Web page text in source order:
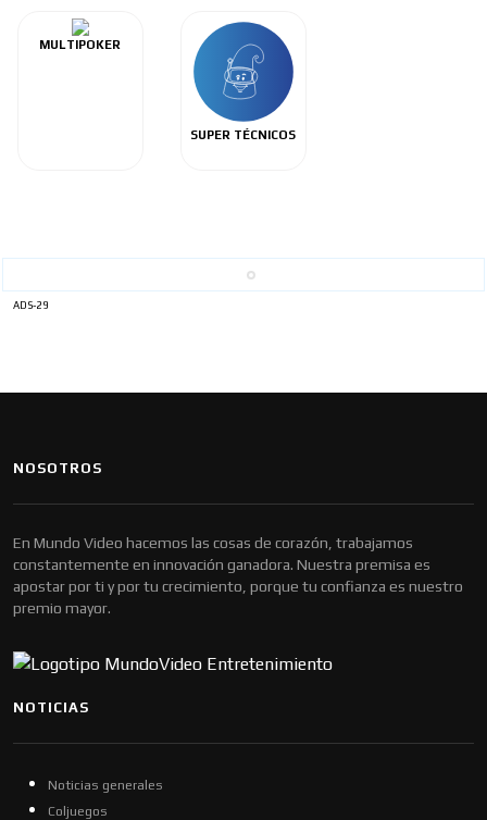
MULTIPOKER
SUPER TÉCNICOS
ADS-29
NOSOTROS
En Mundo Video hacemos las cosas de corazón, trabajamos
constantemente en innovación ganadora. Nuestra premisa es
apostar por ti y por tu crecimiento, porque tu confianza es nuestro
premio mayor.
NOTICIAS
Noticias generales
Coljuegos